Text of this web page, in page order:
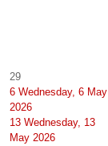
29
6 Wednesday, 6 May
2026
13 Wednesday, 13
May 2026